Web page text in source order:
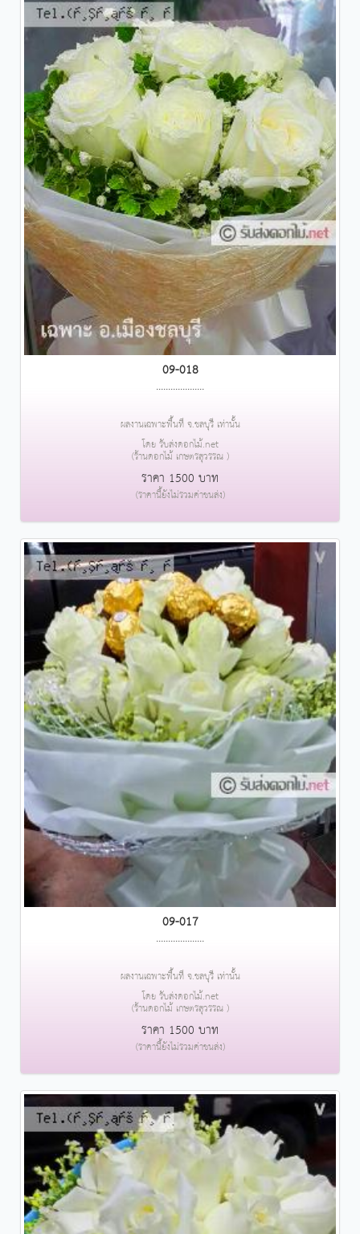
09-018
....................
ผลงานเฉพาะพื้นที่ จ.ชลบุรี เท่านั้น
โดย รับส่งดอกไม้.net
(ร้านดอกไม้ เกษตรสุวรรณ )
ราคา 1500 บาท
(ราคานี้ยังไม่รวมค่าขนส่ง)
09-017
....................
ผลงานเฉพาะพื้นที่ จ.ชลบุรี เท่านั้น
โดย รับส่งดอกไม้.net
(ร้านดอกไม้ เกษตรสุวรรณ )
ราคา 1500 บาท
(ราคานี้ยังไม่รวมค่าขนส่ง)